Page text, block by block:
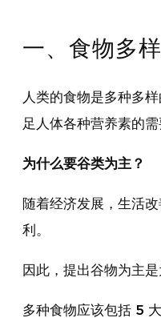
一、食物多
人类的食物是多种多
足人体各种营养素的
为什么要谷类为主？
随着经济发展，生活
利。
因此，提出谷物为主
多种食物应该包括 5